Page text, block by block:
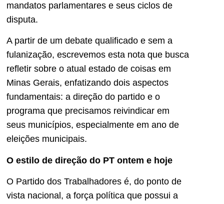
mandatos parlamentares e seus ciclos de
disputa.
A partir de um debate qualificado e sem a
fulanização, escrevemos esta nota que busca
refletir sobre o atual estado de coisas em
Minas Gerais, enfatizando dois aspectos
fundamentais: a direção do partido e o
programa que precisamos reivindicar em
seus municípios, especialmente em ano de
eleições municipais.
O estilo de direção do PT ontem e hoje
O Partido dos Trabalhadores é, do ponto de
vista nacional, a força política que possui a